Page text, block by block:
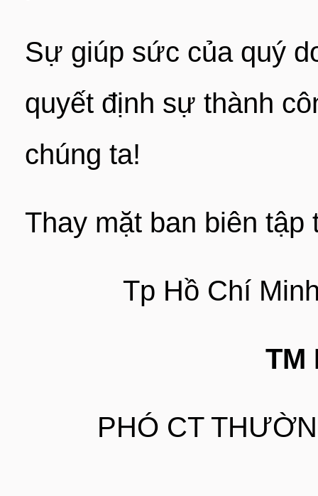
Sự giúp sức của quý
quyết định sự thành
chúng ta!
Thay mặt ban biên
Tp Hồ Chí
TM
PHÓ CT